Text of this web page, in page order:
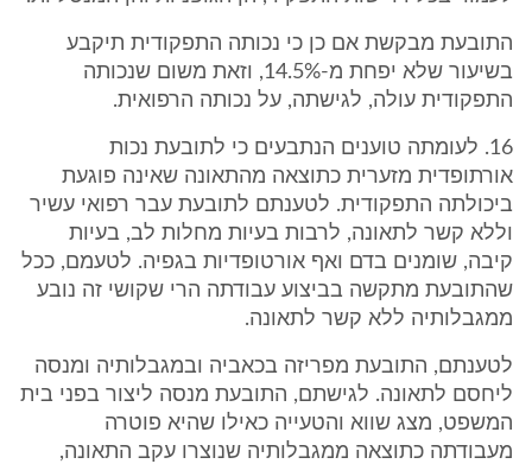
התובעת מבקשת אם כן כי נכותה התפקודית תיקבע
בשיעור שלא יפחת מ-14.5%, וזאת משום שנכותה
התפקודית עולה, לגישתה, על נכותה הרפואית.
16. לעומתה טוענים הנתבעים כי לתובעת נכות
אורתופדית מזערית כתוצאה מהתאונה שאינה פוגעת
ביכולתה התפקודית. לטענתם לתובעת עבר רפואי עשיר
וללא קשר לתאונה, לרבות בעיות מחלות לב, בעיות
קיבה, שומנים בדם ואף אורטופדיות בגפיה. לטעמם, ככל
שהתובעת מתקשה בביצוע עבודתה הרי שקושי זה נובע
ממגבלותיה ללא קשר לתאונה.
לטענתם, התובעת מפריזה בכאביה ובמגבלותיה ומנסה
ליחסם לתאונה. לגישתם, התובעת מנסה ליצור בפני בית
המשפט, מצג שווא והטעייה כאילו שהיא פוטרה
מעבודתה כתוצאה ממגבלותיה שנוצרו עקב התאונה,